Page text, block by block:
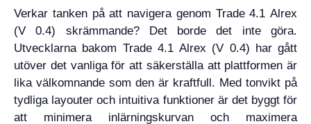
Verkar tanken på att navigera genom Trade 4.1 Alrex
(V 0.4) skrämmande? Det borde det inte göra.
Utvecklarna bakom Trade 4.1 Alrex (V 0.4) har gått
utöver det vanliga för att säkerställa att plattformen är
lika välkomnande som den är kraftfull. Med tonvikt på
tydliga layouter och intuitiva funktioner är det byggt för
att minimera inlärningskurvan och maximera